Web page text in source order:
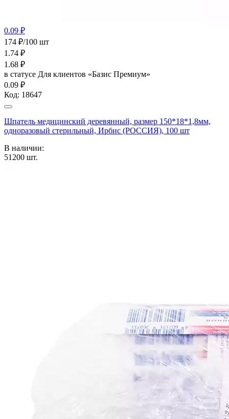
0.09 ₽
174 ₽/100 шт
1.74 ₽
1.68 ₽
в статусе Для клиентов «Базис Премиум»
0.09 ₽
Код: 18647
Шпатель медицинский деревянный, размер 150*18*1,8мм,
одноразовый стерильный, Ирбис (РОССИЯ), 100 шт
В наличии:
51200 шт.